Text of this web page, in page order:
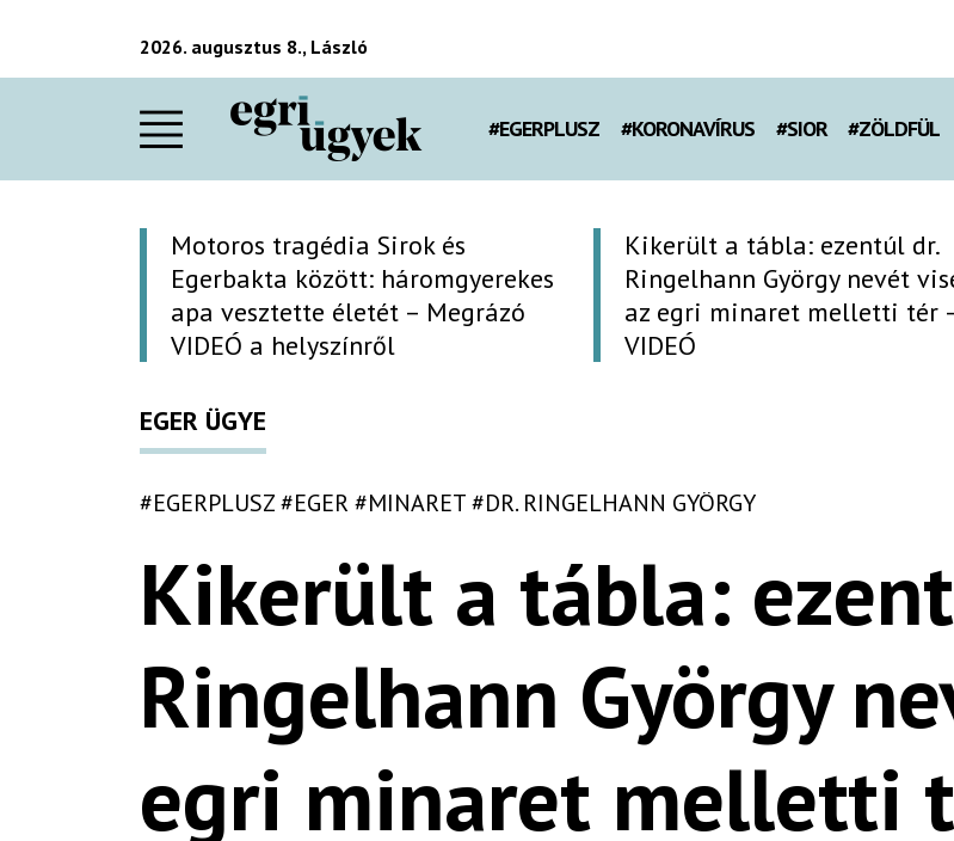
2026. augusztus 8., László
#EGERPLUSZ #KORONAVÍRUS #SIOR #ZÖLDFÜL
Motoros tragédia Sirok és
Egerbakta között: háromgyerekes
apa vesztette életét – Megrázó
VIDEÓ a helyszínről
Kikerült a tábla: ezentúl dr.
Ringelhann György nevét
az egri minaret melletti tér
VIDEÓ
EGER ÜGYE
#EGERPLUSZ#EGER #MINARET#DR. RINGELHANN GYÖRGY
Kikerült a tábla:
Ringelhann György
egri minaret melletti